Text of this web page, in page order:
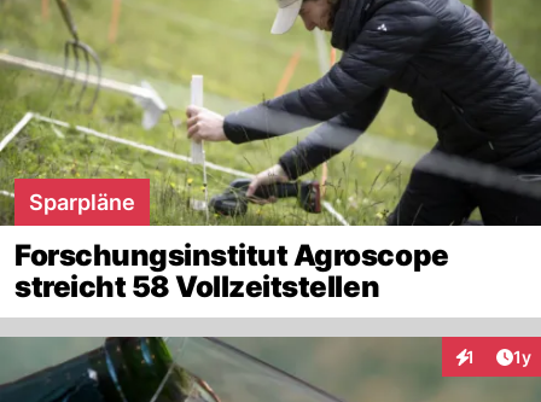
Sparpläne
Forschungsinstitut Agroscope
streicht 58 Vollzeitstellen
1 1y